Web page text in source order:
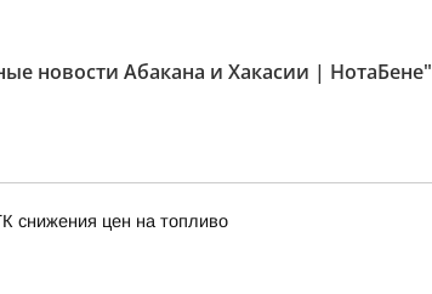
новости Абакана и Хакасии | НотаБене"
снижения цен на топливо